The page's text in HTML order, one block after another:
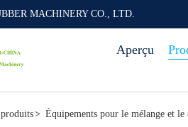
MACHINERY CO., LTD.
Aperçu
produits> Équipements pour le mélange et le